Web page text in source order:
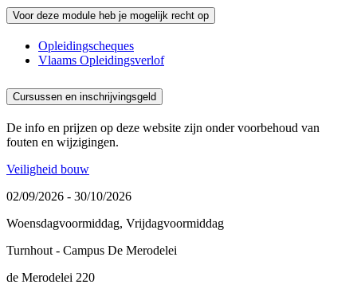
Voor deze module heb je mogelijk recht op
Opleidingscheques
Vlaams Opleidingsverlof
Cursussen en inschrijvingsgeld
De info en prijzen op deze website zijn onder voorbehoud van
fouten en wijzigingen.
Veiligheid bouw
02/09/2026 - 30/10/2026
Woensdagvoormiddag, Vrijdagvoormiddag
Turnhout - Campus De Merodelei
de Merodelei 220